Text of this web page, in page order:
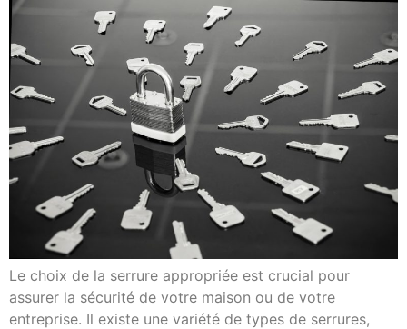
Le choix de la serrure appropriée est crucial pour
assurer la sécurité de votre maison ou de votre
entreprise. Il existe une variété de types de serrures,